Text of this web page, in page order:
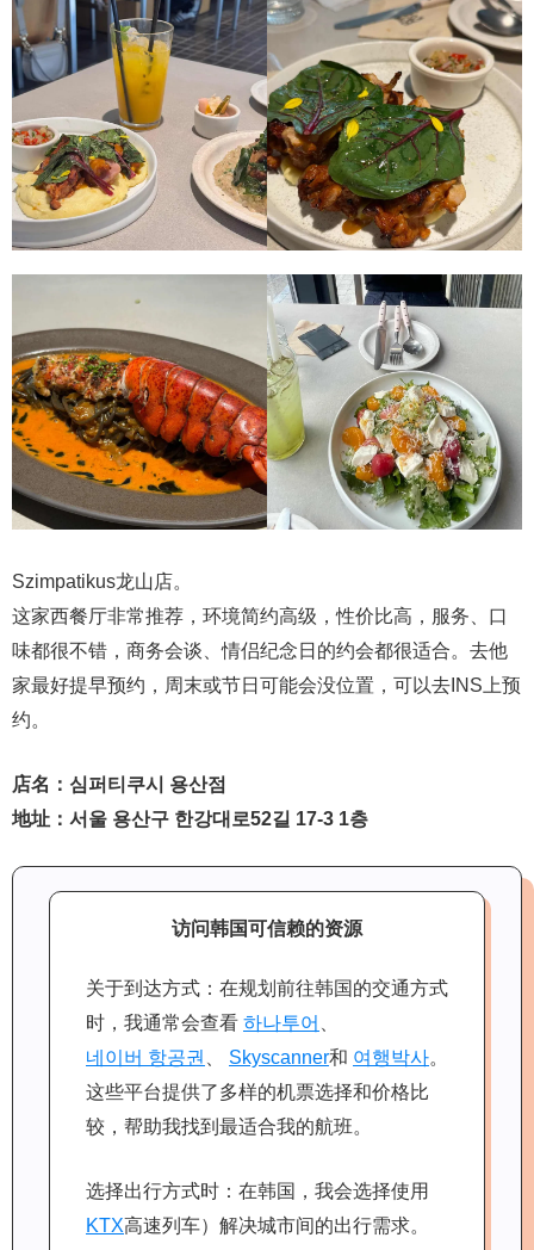
Szimpatikus龙山店。
这家西餐厅非常推荐，环境简约高级，性价比高，服务、口
味都很不错，商务会谈、情侣纪念日的约会都很适合。去他
家最好提早预约，周末或节日可能会没位置，可以去INS上预
约。
店名：심퍼티쿠시 용산점
地址：서울 용산구 한강대로52길 17-3 1층
访问韩国可信赖的资源
关于到达方式：在规划前往韩国的交通方式
时，我通常会查看 하나투어
네이버 항공권
Skyscanner和 여행박사。
这些平台提供了多样的机票选择和价格比
较，帮助我找到最适合我的航班。
选择出行方式时：在韩国，我会选择使用
KTX高速列车）解决城市间的出行需求。